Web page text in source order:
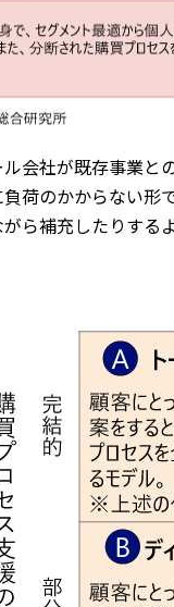
会社が既存事業と
荷のかからない形
ら補充したりする